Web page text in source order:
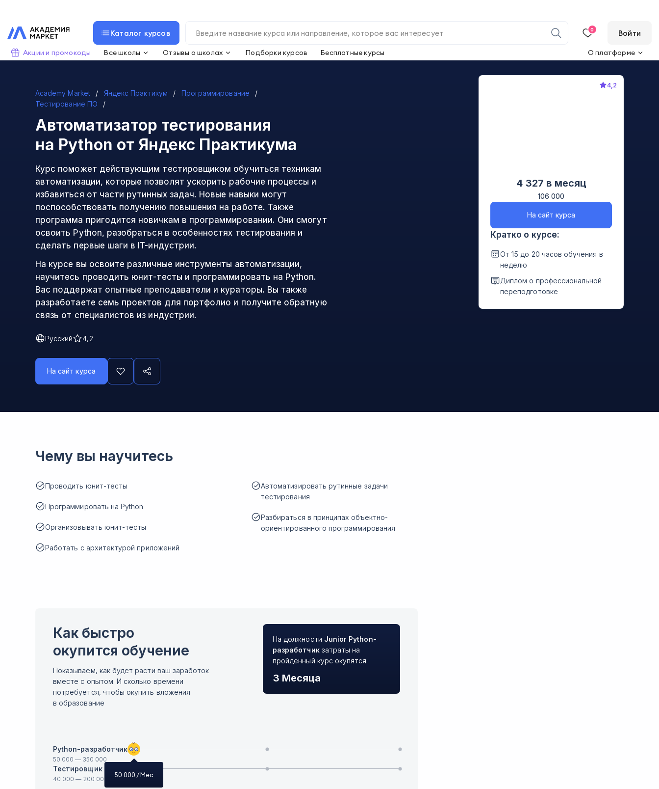
Каталог курсов 0 Войти
Акции и промокоды Все школы Отзывы о школах Подборки курсов Бесплатные курсы О платформе
Academy Market Яндекс Практикум
Программирование
Тестирование ПО
Автоматизатор тестирования
на Python от Яндекс Практикума
Курс поможет действующим тестировщиком обучиться техникам
автоматизации, которые позволят ускорить рабочие процессы и
избавиться от части рутинных задач. Новые навыки могут
поспособствовать получению повышения на работе. Также
программа пригодится новичкам в программировании. Они смогут
освоить Python, разобраться в особенностях тестирования и
сделать первые шаги в IT-индустрии.
На курсе вы освоите различные инструменты автоматизации,
научитесь проводить юнит-тесты и программировать на Python.
Вас поддержат опытные преподаватели и кураторы. Вы также
разработаете семь проектов для портфолио и получите обратную
связь от специалистов из индустрии.
Русский 4,2
На сайт курса
4,2
4 327 в месяц
106 000
На сайт курса
Кратко о курсе:
От 15 до 20 часов обучения в
неделю
Диплом о профессиональной
переподготовке
Чему вы научитесь
Проводить юнит-тесты
Программировать на Python
Организовывать юнит-тесты
Работать с архитектурой приложений
Автоматизировать рутинные задачи
тестирования
Разбираться в принципах объектно-
ориентированного программирования
Как быстро
окупится обучение
Показываем, как будет расти ваш заработок
вместе с опытом. И сколько времени
потребуется, чтобы окупить вложения
в образование
На должности Junior Python-
разработчикзатраты на
пройденный курс окупятся
3 Месяца
Python-разработчик
50 000 — 350 000
Тестировщик ПО
40 000 — 200 000
50 000 / Мес